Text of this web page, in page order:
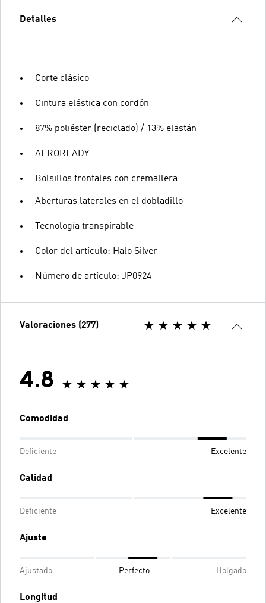
Detalles
Corte clásico
Cintura elástica con cordón
87% poliéster (reciclado) / 13% elastán
AEROREADY
Bolsillos frontales con cremallera
Aberturas laterales en el dobladillo
Tecnología transpirable
Color del artículo: Halo Silver
Número de artículo: JP0924
Valoraciones (277)
4.8
Comodidad
Deficiente Excelente
Calidad
Deficiente Excelente
Ajuste
Ajustado Perfecto Holgado
Longitud